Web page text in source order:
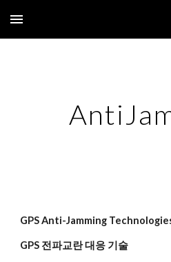
Skip to main content
GPS Anti-Jamming
GPS 전파교란 대응 기술